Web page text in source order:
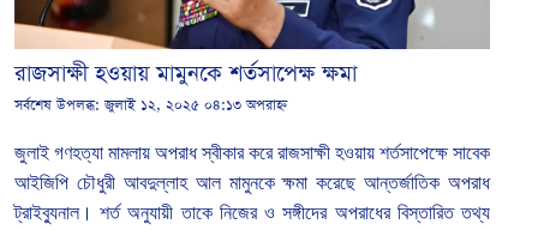
রাজসাক্ষী হওয়ায় মামুনকে শর্তসাপেক্ষ ক্ষমা
সর্বশেষ উপলব্ধ:জুলাই ১২, ২০২৫ ০৪:১৩ অপরাহ্ন
জুলাই গণহত্যা মামলায় অপরাধ স্বীকার করে রাজসাক্ষী হওয়ায় শর্তসাপেক্ষে সাবেক
আইজিপি চৌধুরী আবদুল্লাহ আল মামুনকে ক্ষমা করেছে আন্তর্জাতিক অপরাধ
ট্রাইব্যুনাল।
শর্ত অনুযায়ী তাকে নিজের ও সঙ্গীদের অপরাধের বিস্তারিত তথ্য